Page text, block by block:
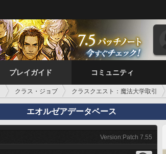
プレイガイド コミュニティ
クラス・ジョブ クラスクエスト：魔法大学取引
エオルゼアデータベース
Version:Patch 7.55